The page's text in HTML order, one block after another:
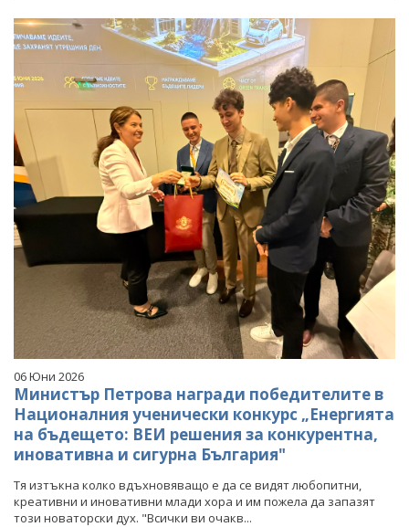
06 Юни 2026
Министър Петрова награди победителите в
Националния ученически конкурс „Енергията
на бъдещето: ВЕИ решения за конкурентна,
иновативна и сигурна България"
Тя изтъкна колко вдъхновяващо е да се видят любопитни,
креативни и иновативни млади хора и им пожела да запазят
този новаторски дух. "Всички ви очакв...